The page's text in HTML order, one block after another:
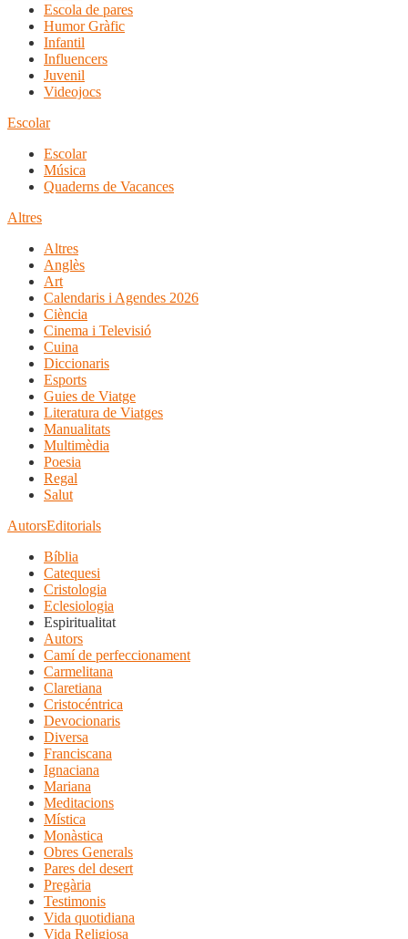
Escola de pares
Humor Gràfic
Infantil
Influencers
Juvenil
Videojocs
Escolar
Escolar
Música
Quaderns de Vacances
Altres
Altres
Anglès
Art
Calendaris i Agendes 2026
Ciència
Cinema i Televisió
Cuina
Diccionaris
Esports
Guies de Viatge
Literatura de Viatges
Manualitats
Multimèdia
Poesia
Regal
Salut
AutorsEditorials
Bíblia
Catequesi
Cristologia
Eclesiologia
Espiritualitat
Autors
Camí de perfeccionament
Carmelitana
Claretiana
Cristocéntrica
Devocionaris
Diversa
Franciscana
Ignaciana
Mariana
Meditacions
Mística
Monàstica
Obres Generals
Pares del desert
Pregària
Testimonis
Vida quotidiana
Vida Religiosa